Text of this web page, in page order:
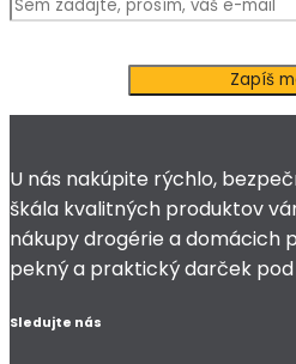
U nás nakúpite rýchlo,
škála kvalitných produktov
nákupy drogérie a domácich
pekný a praktický darček
Sledujte nás